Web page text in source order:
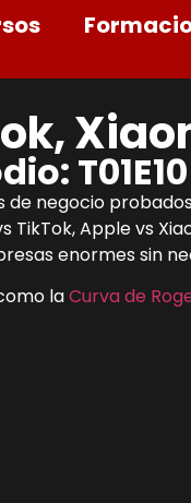
T01E10
negocio
Apple vs
enormes sin
laCurva de